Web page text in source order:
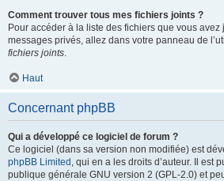
Comment trouver tous mes fichiers joints ?
Pour accéder à la liste des fichiers que vous
messages privés, allez dans votre panneau de
fichiers joints.
Haut
Concernant phpBB
Qui a développé ce logiciel de forum ?
Ce logiciel (dans sa version non modifiée) est
phpBB Limited , qui en a les droits d’auteur. Il est
publique générale GNU version 2 (GPL-2.0) et